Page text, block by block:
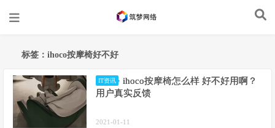
标签：ihoco按摩椅好不好
IT资讯
ihoco按摩椅怎么样 好不好用啊？
用户真实反馈
2021-01-11